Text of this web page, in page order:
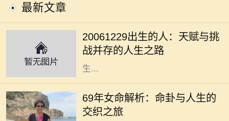
最新文章
20061229出生的人：天赋与挑
战并存的人生之路
都蕴含着独特的命理密码。对于2006
年12月29日出生的人来说，他们的命
运之路充满了挑战与机遇。这一天出
生...
69年女命解析：命卦与人生的
交织之旅
在中国的传统文化中，命理学一直占
据着重要的地位。特别是对于1969年
出生的女性，她们的命卦具有独特的
含义与特点。69年女命，通常属蛇，